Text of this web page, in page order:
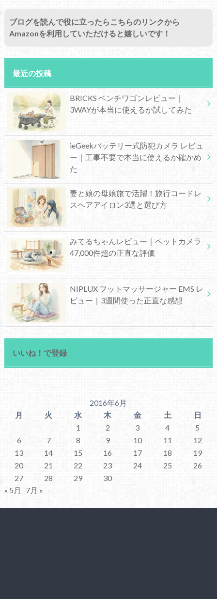
ブログを読んで役に立ったらこちらのリンクから
Amazonを利用していただけると嬉しいです！
最近の投稿
BRICKS ベンチワゴンレビュー｜
3WAYが本当に使えるか試してみた
ieGeekバッテリー式防犯カメラ レビュ
ー｜工事不要で本当に使えるか確かめ
た
妻と娘の母娘旅で活躍！旅行コードレ
スヘアアイロン3選と選び方
みてるちゃんレビュー｜ペットカメラ
47,000件超の正直な評価
NIPLUX フットマッサージャー EMS レ
ビュー｜3週間使った正直な感想
いいね！で登録
2016年6月
月
火 水 木 金 土
日
1
2 3 4
5
6
7 8 9 10 11
12
13
14 15 16 17 18
19
20
21 22 23 24 25
26
27
28 29
30
« 5月
7月 »